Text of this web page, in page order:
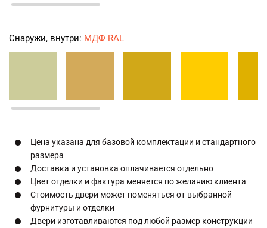
Снаружи, внутри: МДФ RAL
Цена указана для базовой комплектации и стандартного
размера
Доставка и установка оплачивается отдельно
Цвет отделки и фактура меняется по желанию клиента
Стоимость двери может поменяться от выбранной
фурнитуры и отделки
Двери изготавливаются под любой размер конструкции